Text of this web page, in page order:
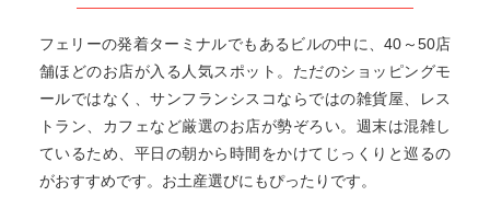
フェリーの発着ターミナルでもあるビルの中に、40～50店
舗ほどのお店が入る人気スポット。ただのショッピングモ
ールではなく、サンフランシスコならではの雑貨屋、レス
トラン、カフェなど厳選のお店が勢ぞろい。週末は混雑し
ているため、平日の朝から時間をかけてじっくりと巡るの
がおすすめです。お土産選びにもぴったりです。